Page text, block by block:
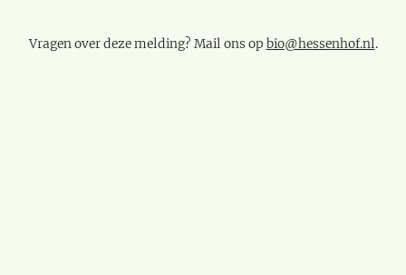
Vragen over deze melding? Mail ons op bio@hessenhof.nl.